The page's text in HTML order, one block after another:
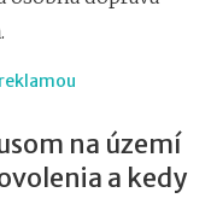
na území
a kedy